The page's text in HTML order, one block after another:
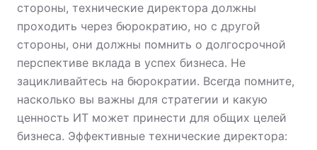
стороны, технические директора должны
проходить через бюрократию, но с другой
стороны, они должны помнить о долгосрочной
перспективе вклада в успех бизнеса. Не
зацикливайтесь на бюрократии. Всегда помните,
насколько вы важны для стратегии и какую
ценность ИТ может принести для общих целей
бизнеса. Эффективные технические директора: